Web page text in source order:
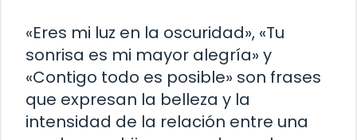
«Eres mi luz en la oscuridad», «Tu
sonrisa es mi mayor alegría» y
«Contigo todo es posible» son frases
que expresan la belleza y la
intensidad de la relación entre una